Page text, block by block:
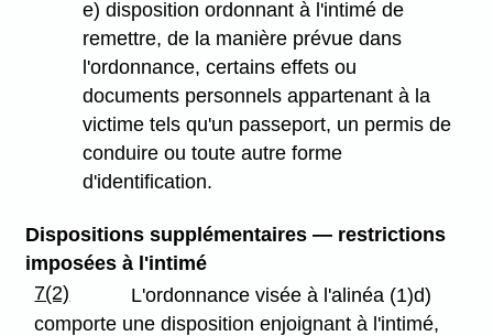
e) disposition ordonnant à l'intimé de
remettre, de la manière prévue dans
l'ordonnance, certains effets ou
documents personnels appartenant à la
victime tels qu'un passeport, un permis de
conduire ou toute autre forme
d'identification.
Dispositions supplémentaires — restrictions
imposées à l'intimé
7(2)
L'ordonnance visée à l'alinéa (1)d)
comporte une disposition enjoignant à l'intimé,